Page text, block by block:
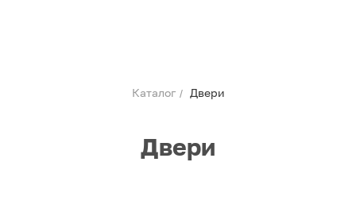
Каталог / Двери
Двери